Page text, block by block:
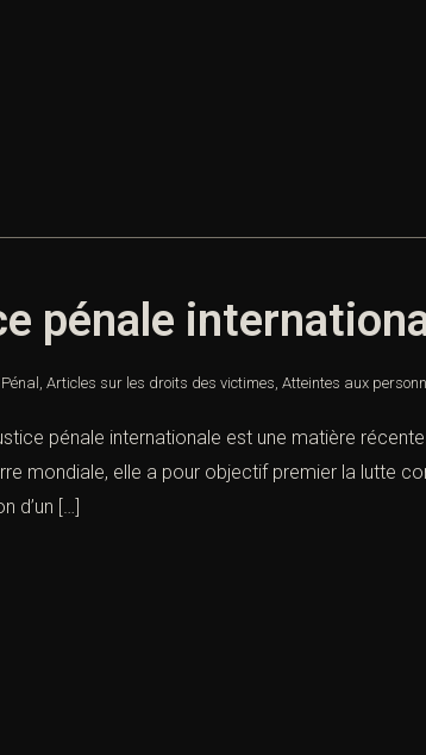
pénale
, Articles sur les droits des victimes, Atteintes aux
pénale internationale est une matière
mondiale, elle a pour objectif premier la lutte
d’un […]